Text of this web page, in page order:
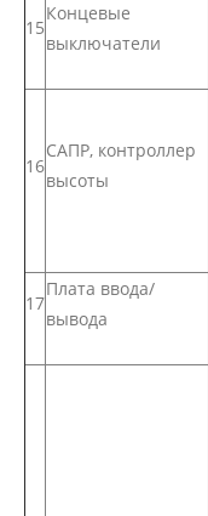
15
Концевые
выключатели
16
САПР, контроллер
высоты
17
Плата ввода/
вывода